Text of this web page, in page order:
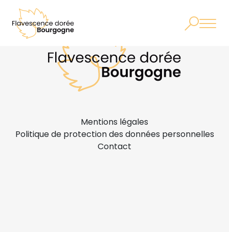
Mentions légales
Politique de protection des données personnelles
Contact